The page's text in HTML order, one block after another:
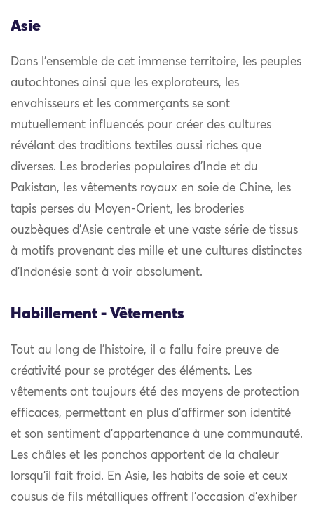
Asie
Dans l’ensemble de cet immense territoire, les peuples
autochtones ainsi que les explorateurs, les
envahisseurs et les commerçants se sont
mutuellement influencés pour créer des cultures
révélant des traditions textiles aussi riches que
diverses. Les broderies populaires d’Inde et du
Pakistan, les vêtements royaux en soie de Chine, les
tapis perses du Moyen-Orient, les broderies
ouzbèques d’Asie centrale et une vaste série de tissus
à motifs provenant des mille et une cultures distinctes
d’Indonésie sont à voir absolument.
Habillement - Vêtements
Tout au long de l’histoire, il a fallu faire preuve de
créativité pour se protéger des éléments. Les
vêtements ont toujours été des moyens de protection
efficaces, permettant en plus d’affirmer son identité
et son sentiment d’appartenance à une communauté.
Les châles et les ponchos apportent de la chaleur
lorsqu’il fait froid. En Asie, les habits de soie et ceux
cousus de fils métalliques offrent l’occasion d’exhiber